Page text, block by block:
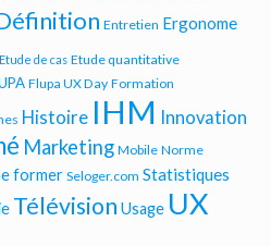
Entretien Ergonome
Etude de cas Etude quantitative
Flupa UX Day Formation
Histoire IHM Innovation
Marketing Mobile Norme
formerSeloger.com Statistiques
Télévision Usage UX